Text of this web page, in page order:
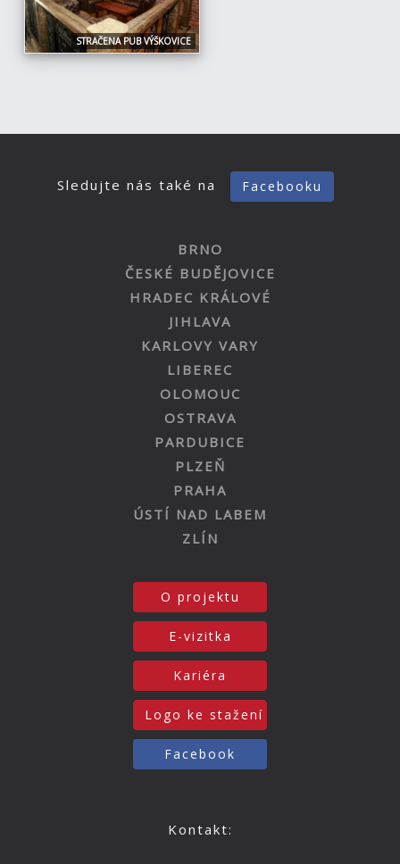
STRAČENA PUB VÝŠKOVICE
Sledujte nás také na Facebooku
BRNO
ČESKÉ BUDĚJOVICE
HRADEC KRÁLOVÉ
JIHLAVA
KARLOVY VARY
LIBEREC
OLOMOUC
OSTRAVA
PARDUBICE
PLZEŇ
PRAHA
ÚSTÍ NAD LABEM
ZLÍN
O projektu
E-vizitka
Kariéra
Logo ke stažení
Facebook
Kontakt: